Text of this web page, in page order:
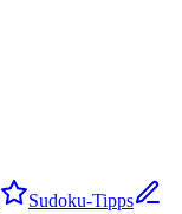
Sudoku-Tipps